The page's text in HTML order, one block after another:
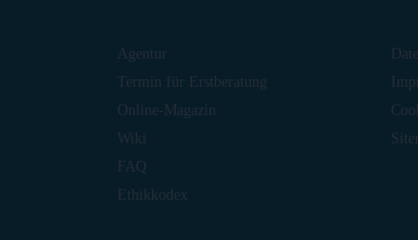
Agentur
Termin für Erstberatung
Online-Magazin
Wiki
FAQ
Ethikkodex